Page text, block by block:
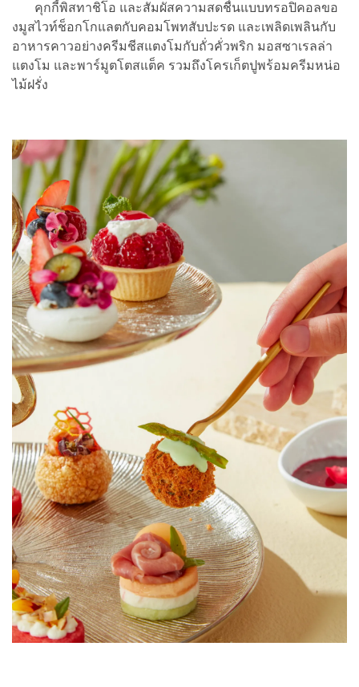
คุกกี้พิสทาชิโอ และสัมผัสความสดชื่นแบบทรอปิคอลขอ
งมูสไวท์ช็อกโกแลตกับคอมโพทสับปะรด และเพลิดเพลินกับ
อาหารคาวอย่างครีมชีสแตงโมกับถั่วคั่วพริก มอสซาเรลล่า
แตงโม และพาร์มูตโตสแต็ค รวมถึงโครเก็ตปูพร้อมครีมหน่อ
ไม้ฝรั่ง